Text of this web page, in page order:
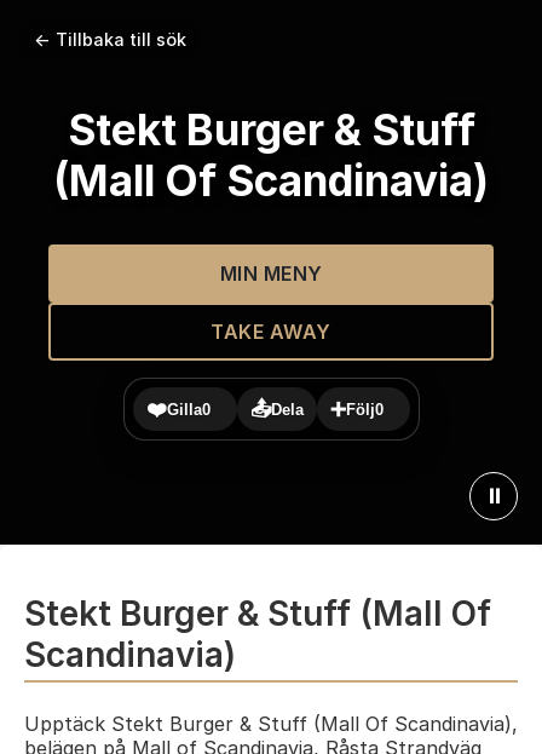
← Tillbaka till sök
Stekt Burger & Stuff
(Mall Of Scandinavia)
MIN MENY
TAKE AWAY
❤️Gilla0 📤Dela ➕Följ0
⏸
Stekt Burger & Stuff (Mall Of
Scandinavia)
Upptäck Stekt Burger & Stuff (Mall Of Scandinavia),
belägen på Mall of Scandinavia, Råsta Strandväg